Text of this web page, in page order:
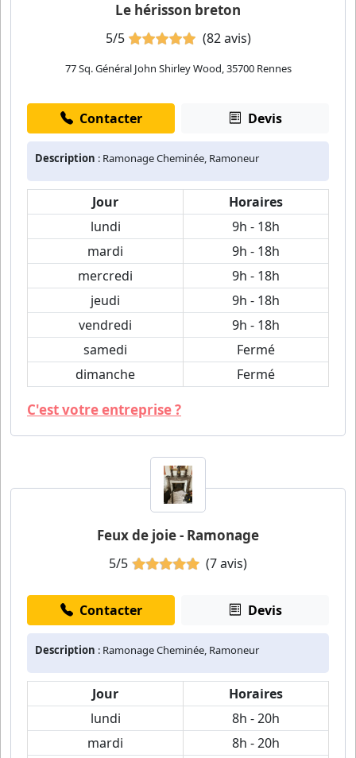
Le hérisson breton
5/5 (82 avis)
77 Sq. Général John Shirley Wood, 35700 Rennes
Contacter Devis
Description : Ramonage Cheminée, Ramoneur
Jour
Horaires
lundi
9h - 18h
mardi
9h - 18h
mercredi
9h - 18h
jeudi
9h - 18h
vendredi
9h - 18h
samedi
Fermé
dimanche
Fermé
C'est votre entreprise ?
Feux de joie - Ramonage
5/5 (7 avis)
Contacter Devis
Description : Ramonage Cheminée, Ramoneur
Jour
Horaires
lundi
8h - 20h
mardi
8h - 20h